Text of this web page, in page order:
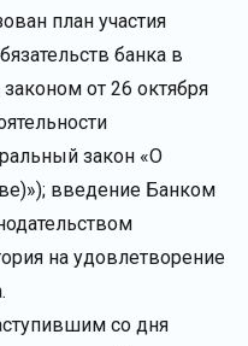
план участия
банка в
от 26 октября
закон «О
введение Банком
на удовлетворение
со дня